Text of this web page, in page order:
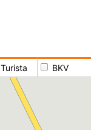
Turista BKV